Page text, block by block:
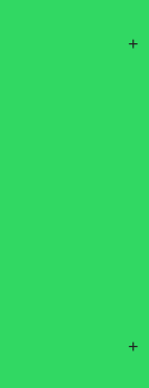
+
+